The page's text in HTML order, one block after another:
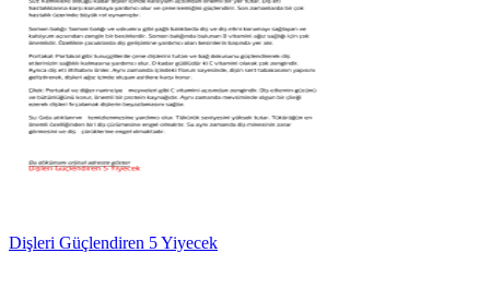
Dişleri Güçlendiren 5 Yiyecek